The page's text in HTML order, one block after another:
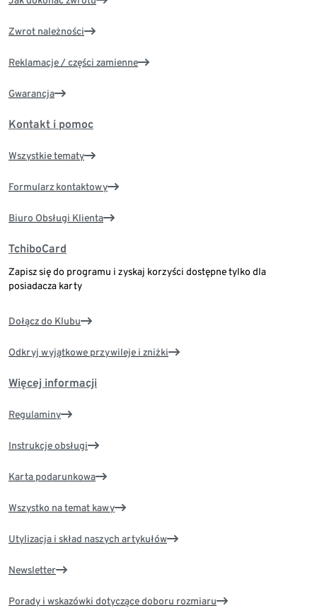
Zwrot należności
Reklamacje / części zamienne
Gwarancja
Kontakt i pomoc
Wszystkie tematy
Formularz kontaktowy
Biuro Obsługi Klienta
TchiboCard
Zapisz się do programu i zyskaj korzyści dostępne tylko dla
posiadacza karty
Dołącz do Klubu
Odkryj wyjątkowe przywileje i zniżki
Więcej informacji
Regulaminy
Instrukcje obsługi
Karta podarunkowa
Wszystko na temat kawy
Utylizacja i skład naszych artykułów
Newsletter
Porady i wskazówki dotyczące doboru rozmiaru